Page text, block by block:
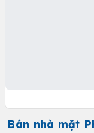
Bán nhà mặt